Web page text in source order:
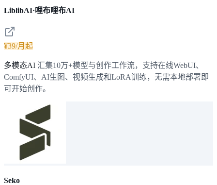
LiblibAI·哩布哩布AI
¥39/月起
多模态AI 汇集10万+模型与创作工作流，支持在线WebUI、
ComfyUI、AI生图、视频生成和LoRA训练，无需本地部署即
可开始创作。
Seko